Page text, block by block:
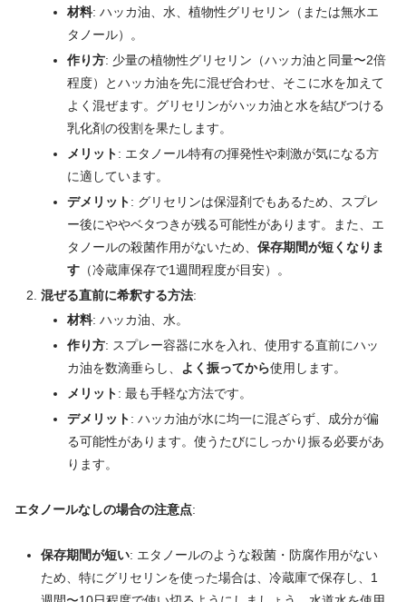
材料: ハッカ油、水、植物性グリセリン（または無水エ
タノール）。
作り方: 少量の植物性グリセリン（ハッカ油と同量〜2倍
程度）とハッカ油を先に混ぜ合わせ、そこに水を加えて
よく混ぜます。グリセリンがハッカ油と水を結びつける
乳化剤の役割を果たします。
メリット: エタノール特有の揮発性や刺激が気になる方
に適しています。
デメリット: グリセリンは保湿剤でもあるため、スプレ
ー後にややベタつきが残る可能性があります。また、エ
タノールの殺菌作用がないため、 保存期間が短くなりま
す（冷蔵庫保存で1週間程度が目安）。
混ぜる直前に希釈する方法:
材料: ハッカ油、水。
作り方: スプレー容器に水を入れ、使用する直前にハッ
カ油を数滴垂らし、
よく振ってから使用します。
メリット: 最も手軽な方法です。
デメリット: ハッカ油が水に均一に混ざらず、成分が偏
る可能性があります。使うたびにしっかり振る必要があ
ります。
エタノールなしの場合の注意点:
保存期間が短い: エタノールのような殺菌・防腐作用がない
ため、特にグリセリンを使った場合は、冷蔵庫で保存し、1